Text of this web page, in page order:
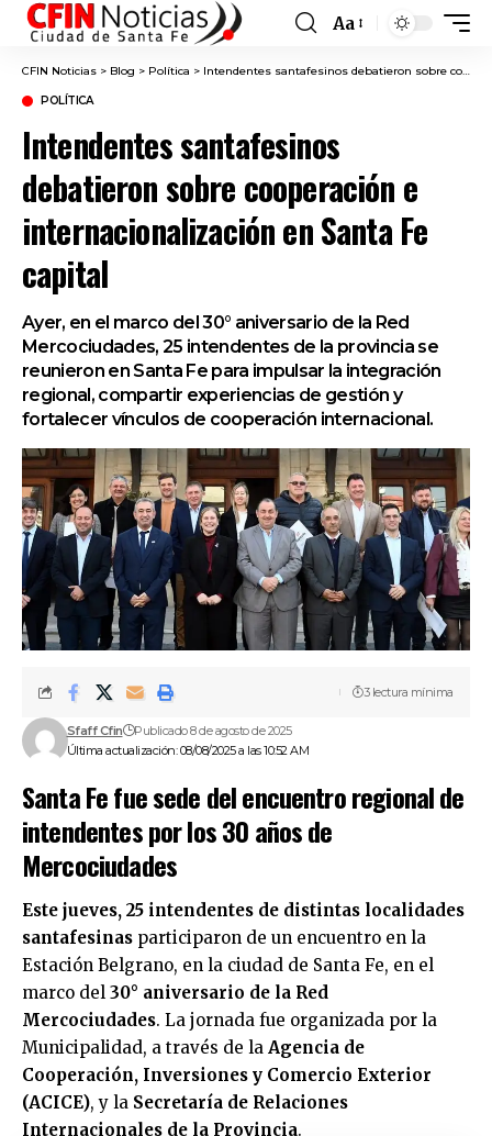
Font
Resizer
Aa
CFIN Noticias > Blog > Política > Intendentes santafesinos debatieron sobre cooperación e internacionalización en Santa Fe capital
POLÍTICA
Intendentes santafesinos
debatieron sobre cooperación e
internacionalización en Santa Fe
capital
Ayer, en el marco del 30° aniversario de la Red
Mercociudades, 25 intendentes de la provincia se
reunieron en Santa Fe para impulsar la integración
regional, compartir experiencias de gestión y
fortalecer vínculos de cooperación internacional.
Última actualización: 08/08/2025 a las 10:52 AM
Sfaff Cfin Publicado 8 de agosto de 2025
3 lectura mínima
Santa Fe fue sede del encuentro regional de
intendentes por los 30 años de
Mercociudades
Este jueves, 25 intendentes de distintas localidades
santafesinas participaron de un encuentro en la
Estación Belgrano, en la ciudad de Santa Fe, en el
marco del 30° aniversario de la Red
Mercociudades. La jornada fue organizada por la
Municipalidad, a través de la Agencia de
Cooperación, Inversiones y Comercio Exterior
(ACICE), y la Secretaría de Relaciones
Internacionales de la Provincia.